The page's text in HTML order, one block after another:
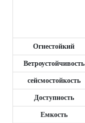
Огнестойкий
Ветроустойчивость
сейсмостойкость
Доступность
Емкость